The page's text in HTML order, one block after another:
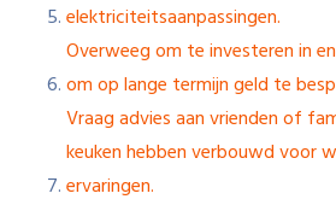
elektriciteitsaanpassingen.
Overweeg om te investeren in
om op lange termijn geld te
Vraag advies aan vrienden of
keuken hebben verbouwd voor
ervaringen.